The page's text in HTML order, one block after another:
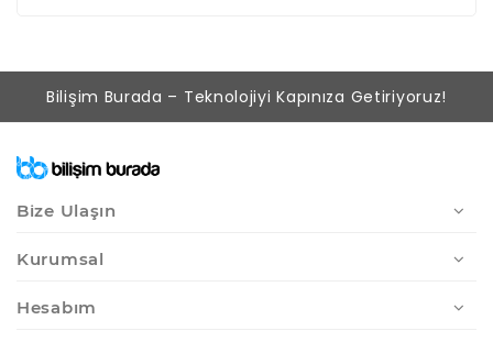
Bilişim Burada – Teknolojiyi Kapınıza Getiriyoruz!
Bize Ulaşın
Kurumsal
Hesabım